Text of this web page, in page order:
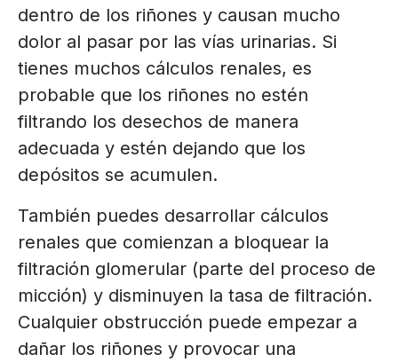
dentro de los riñones y causan mucho
dolor al pasar por las vías urinarias. Si
tienes muchos cálculos renales, es
probable que los riñones no estén
filtrando los desechos de manera
adecuada y estén dejando que los
depósitos se acumulen.
También puedes desarrollar cálculos
renales que comienzan a bloquear la
filtración glomerular (parte del proceso de
micción) y disminuyen la tasa de filtración.
Cualquier obstrucción puede empezar a
dañar los riñones y provocar una